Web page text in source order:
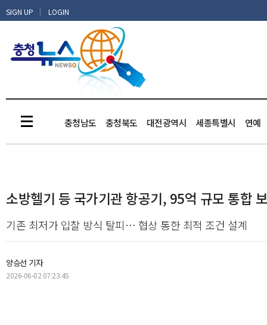
SIGN UP | LOGIN
충청남도 충청북도 대전광역시 세종특별시 연예
소방헬기 등 국가기관 항공기, 95억 규모 통합
기존 최저가 입찰 방식 탈피… 협상 통한 최적 조건 설계
양승선 기자
2026-06-02 07:23:45